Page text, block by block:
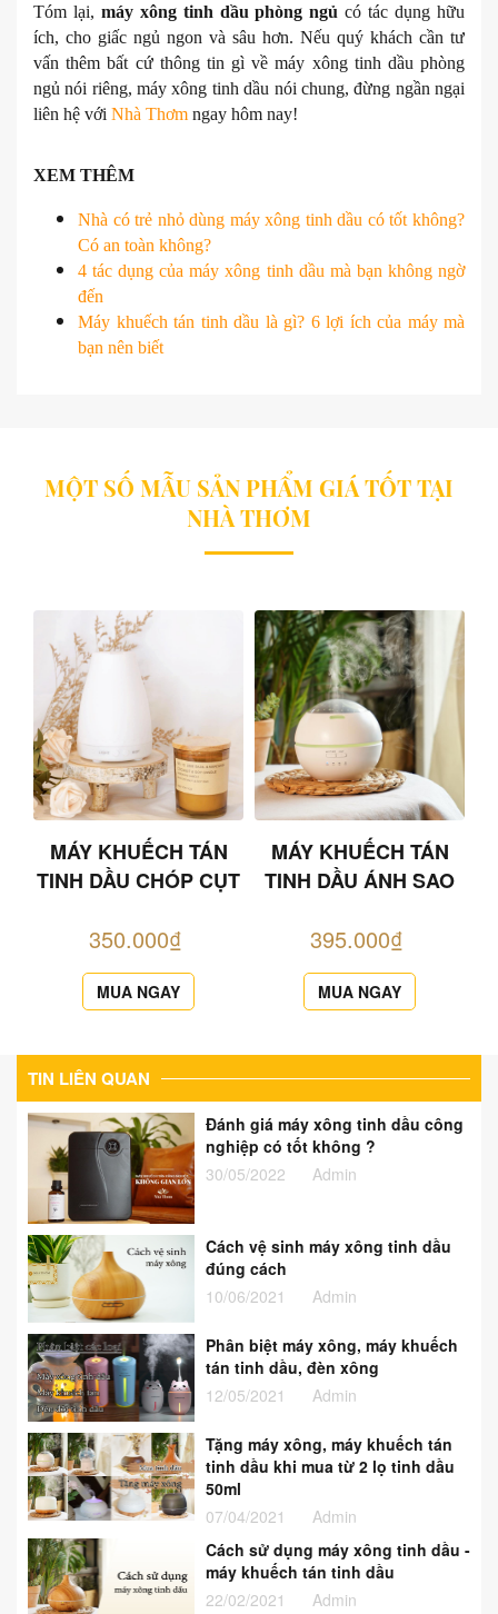
Tóm lại, máy xông tinh dầu phòng ngủcó tác dụng hữu
ích, cho giấc ngủ ngon và sâu hơn. Nếu quý khách cần tư
vấn thêm bất cứ thông tin gì về máy xông tinh dầu phòng
ngủ nói riêng, máy xông tinh dầu nói chung, đừng ngần ngại
liên hệ với Nhà Thơm ngay hôm nay!
XEM THÊM
Nhà có trẻ nhỏ dùng máy xông tinh dầu có tốt không?
Có an toàn không?
4 tác dụng của máy xông tinh dầu mà bạn không ngờ
đến
Máy khuếch tán tinh dầu là gì? 6 lợi ích của máy mà
bạn nên biết
TIN LIÊN QUAN
Đánh giá máy xông tinh dầu công
nghiệp có tốt không ?
30/05/2022
Admin
Cách vệ sinh máy xông tinh dầu
đúng cách
10/06/2021
Admin
Phân biệt máy xông, máy khuếch
tán tinh dầu, đèn xông
12/05/2021
Admin
Tặng máy xông, máy khuếch tán
tinh dầu khi mua từ 2 lọ tinh dầu
50ml
07/04/2021
Admin
Cách sử dụng máy xông tinh dầu -
máy khuếch tán tinh dầu
22/02/2021
Admin
MỘT SỐ MẪU SẢN PHẨM GIÁ TỐT TẠI
NHÀ THƠM
MÁY KHUẾCH TÁN
TINH DẦU CHÓP CỤT
350.000₫
MUA NGAY
MÁY KHUẾCH TÁN
TINH DẦU ÁNH SAO
395.000₫
MUA NGAY